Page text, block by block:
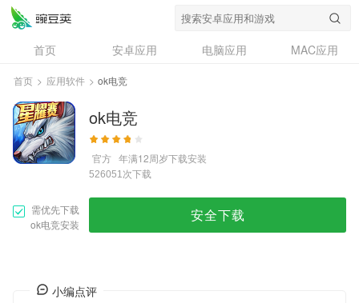
首页 安卓应用 电脑应用
MAC应用
资讯
专题
问答
首页 > 应用软件 > ok电竞
ok电竞
官方 年满12周岁下载安装
526051次下载
需优先下载
ok电竞安装
安全下载
小编点评